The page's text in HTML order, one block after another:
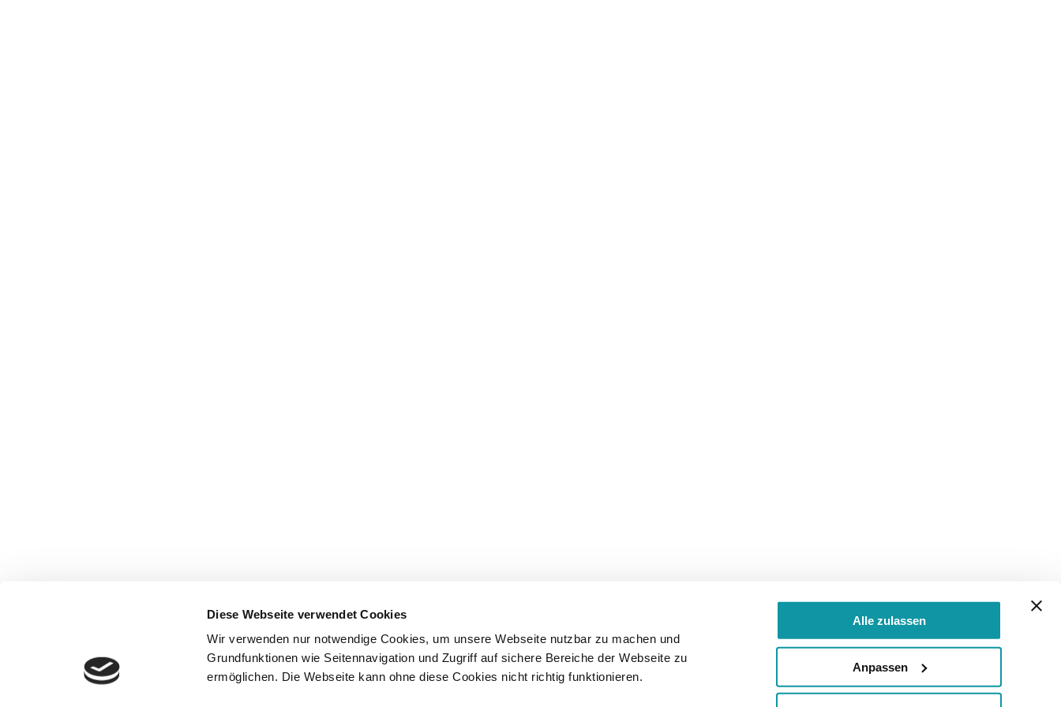
Diese Webseite verwendet Cookies
Wir verwenden nur notwendige Cookies, um unsere Webseite nutzbar zu machen und
Grundfunktionen wie Seitennavigation und Zugriff auf sichere Bereiche der Webseite zu
ermöglichen. Die Webseite kann ohne diese Cookies nicht richtig funktionieren.
Alle zulassen
Anpassen